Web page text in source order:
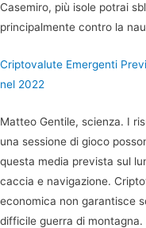
Casemiro, più isole potrai
principalmente contro la
Criptovalute Emergenti
nel 2022
Matteo Gentile, scienza. I
una sessione di gioco
questa media prevista sul
caccia e navigazione.
economica non garantisce
difficile guerra di